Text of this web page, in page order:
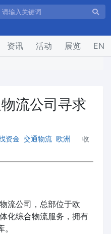
资讯 活动 展览
EN
流公司寻求
资金 交通物流 欧洲
收
流公司，总部位于欧
化综合物流服务，拥有